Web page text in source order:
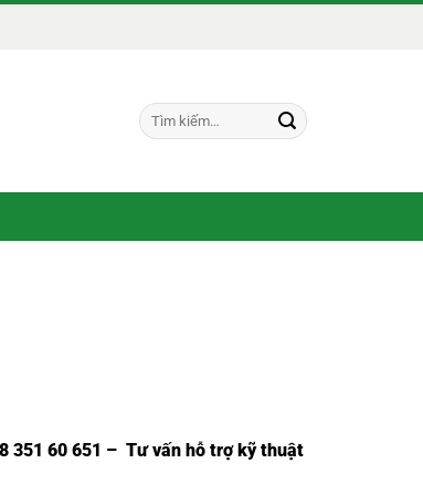
Tìm
kiếm:
351 60 651 – Tư vấn hỗ trợ kỹ thuật